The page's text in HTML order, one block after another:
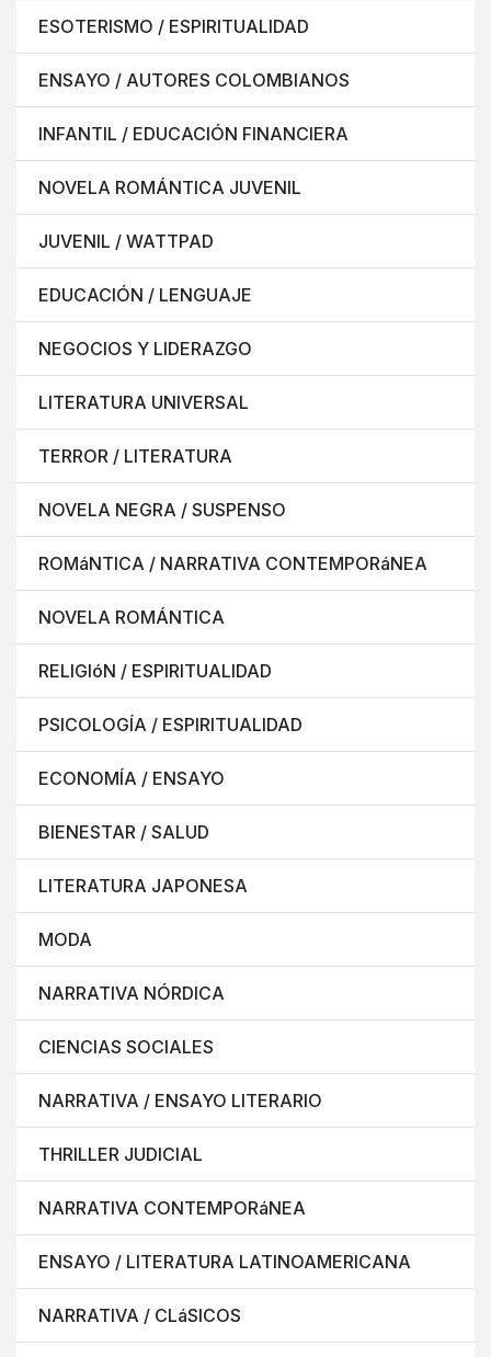
ESOTERISMO / ESPIRITUALIDAD
ENSAYO / AUTORES COLOMBIANOS
INFANTIL / EDUCACIÓN FINANCIERA
NOVELA ROMÁNTICA JUVENIL
JUVENIL / WATTPAD
EDUCACIÓN / LENGUAJE
NEGOCIOS Y LIDERAZGO
LITERATURA UNIVERSAL
TERROR / LITERATURA
NOVELA NEGRA / SUSPENSO
ROMáNTICA / NARRATIVA CONTEMPORáNEA
NOVELA ROMÁNTICA
RELIGIóN / ESPIRITUALIDAD
PSICOLOGÍA / ESPIRITUALIDAD
ECONOMÍA / ENSAYO
BIENESTAR / SALUD
LITERATURA JAPONESA
MODA
NARRATIVA NÓRDICA
CIENCIAS SOCIALES
NARRATIVA / ENSAYO LITERARIO
THRILLER JUDICIAL
NARRATIVA CONTEMPORáNEA
ENSAYO / LITERATURA LATINOAMERICANA
NARRATIVA / CLáSICOS